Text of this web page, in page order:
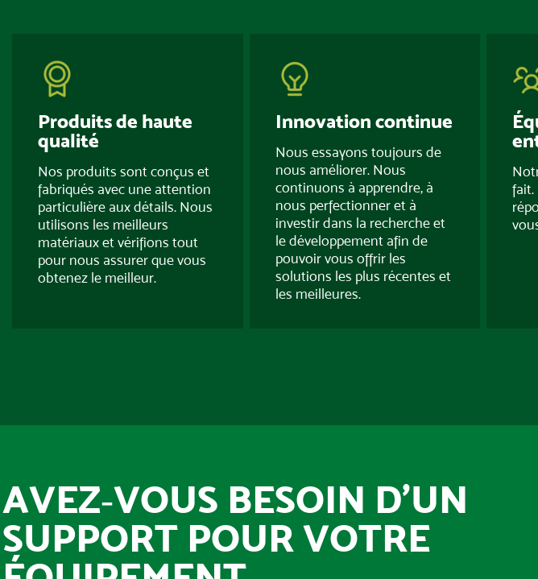
Produits de haute
qualité
Nos produits sont conçus et
fabriqués avec une attention
particulière aux détails. Nous
utilisons les meilleurs
matériaux et vérifions tout
pour nous assurer que vous
obtenez le meilleur.
Innovation continue
Nous essayons toujours de
nous améliorer. Nous
continuons à apprendre, à
nous perfectionner et à
investir dans la recherche et
le développement afin de
pouvoir vous offrir les
solutions les plus récentes et
les meilleures.
fait.
AVEZ‑VOUS BESOIN D’UN
SUPPORT POUR VOTRE